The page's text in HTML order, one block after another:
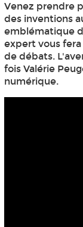
Venez prendre
des inventions
emblématique
expert vous fera
de débats.
fois Valérie
numérique.